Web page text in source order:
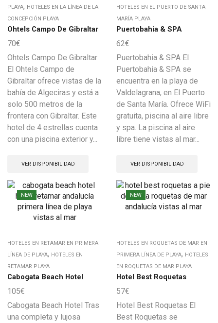
PLAYA, HOTELES EN LA LÍNEA DE LA
CONCEPCIÓN PLAYA
Ohtels Campo De Gibraltar
70€
Ohtels Campo De Gibraltar
El Ohtels Campo de
Gibraltar ofrece vistas de la
bahía de Algeciras y está a
solo 500 metros de la
frontera con Gibraltar. Este
hotel de 4 estrellas cuenta
con una piscina exterior y...
VER DISPONIBILIDAD
HOTELES EN EL PUERTO DE SANTA
MARÍA PLAYA
Puertobahia & SPA
62€
Puertobahia & SPA El
Puertobahia & SPA se
encuentra en la playa de
Valdelagrana, en El Puerto
de Santa María. Ofrece WiFi
gratuita, piscina al aire libre
y spa. La piscina al aire
libre tiene vistas al mar...
VER DISPONIBILIDAD
NEW
HOTELES EN RETAMAR EN PRIMERA
LÍNEA DE PLAYA, HOTELES EN
RETAMAR PLAYA
Cabogata Beach Hotel
105€
Cabogata Beach Hotel Tras
una completa y lujosa
NEW
HOTELES EN ROQUETAS DE MAR EN
PRIMERA LÍNEA DE PLAYA, HOTELES
EN ROQUETAS DE MAR PLAYA
Hotel Best Roquetas
57€
Hotel Best Roquetas El
Best Roquetas se